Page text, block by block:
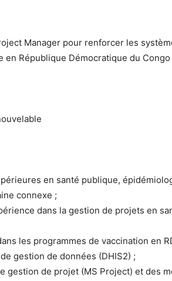
Manager pour renforcer les
en République Démocratique du Congo
en santé publique,
connexe ;
dans la gestion de projets en
les programmes de vaccination en
gestion de données (DHIS2) ;
gestion de projet (MS Project) et des